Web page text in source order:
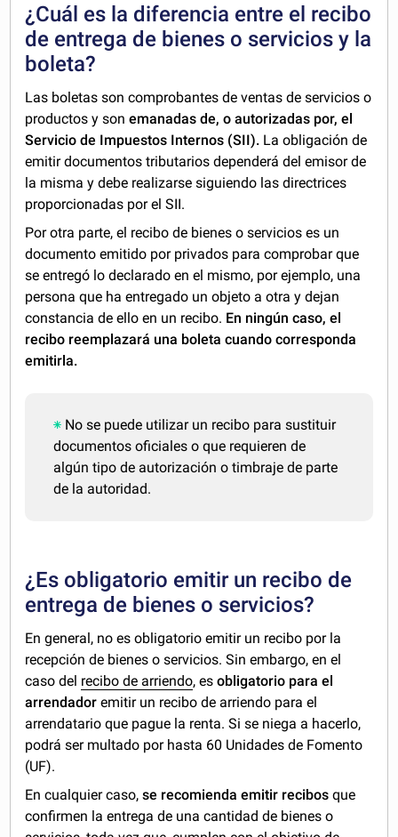
¿Cuál es la diferencia entre el recibo
de entrega de bienes o servicios y la
boleta?
Las boletas son comprobantes de ventas de servicios o
productos y sonemanadas de, o autorizadas por, el
Servicio de Impuestos Internos (SII). La obligación de
emitir documentos tributarios dependerá del emisor de
la misma y debe realizarse siguiendo las directrices
proporcionadas por el SII.
Por otra parte, el recibo de bienes o servicios es un
documento emitido por privados para comprobar que
se entregó lo declarado en el mismo, por ejemplo, una
persona que ha entregado un objeto a otra y dejan
constancia de ello en un recibo. En ningún caso, el
recibo reemplazará una boleta cuando corresponda
emitirla.
No se puede utilizar un recibo para sustituir
documentos oficiales o que requieren de
algún tipo de autorización o timbraje de parte
de la autoridad.
¿Es obligatorio emitir un recibo de
entrega de bienes o servicios?
En general, no es obligatorio emitir un recibo por la
recepción de bienes o servicios. Sin embargo, en el
caso del recibo de arriendo, esobligatorio para el
arrendador emitir un recibo de arriendo para el
arrendatario que pague la renta. Si se niega a hacerlo,
podrá ser multado por hasta 60 Unidades de Fomento
(UF).
En cualquier caso,se recomienda emitir recibosque
confirmen la entrega de una cantidad de bienes o